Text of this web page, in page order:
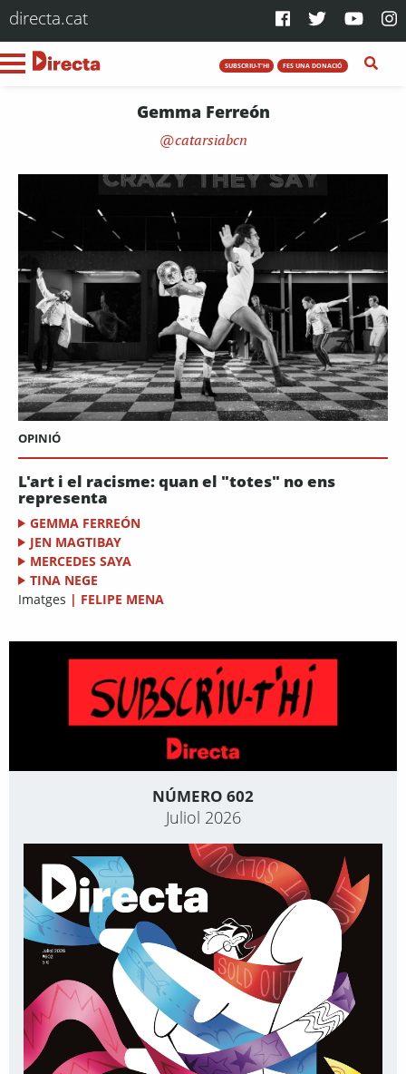
directa.cat
SUBSCRIU-T'HI FES UNA DONACIÓ
Gemma Ferreón
catarsiabcn
OPINIÓ
L'art i el racisme: quan el "totes" no ens
representa
GEMMA FERREÓN
JEN MAGTIBAY
MERCEDES SAYA
TINA NEGE
Imatges | FELIPE MENA
NÚMERO 602
Juliol 2026